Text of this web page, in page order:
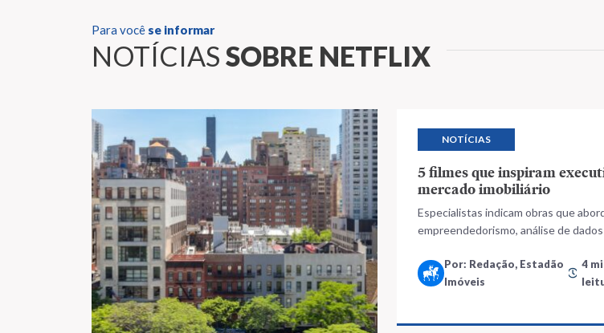
Para você se informar
NOTÍCIASSOBRE NETFLIX
NOTÍCIAS
5 filmes que inspiram
mercado imobiliário
Especialistas indicam obras que
empreendedorismo, análise de
Por: Redação, Estadão
Imóveis
4